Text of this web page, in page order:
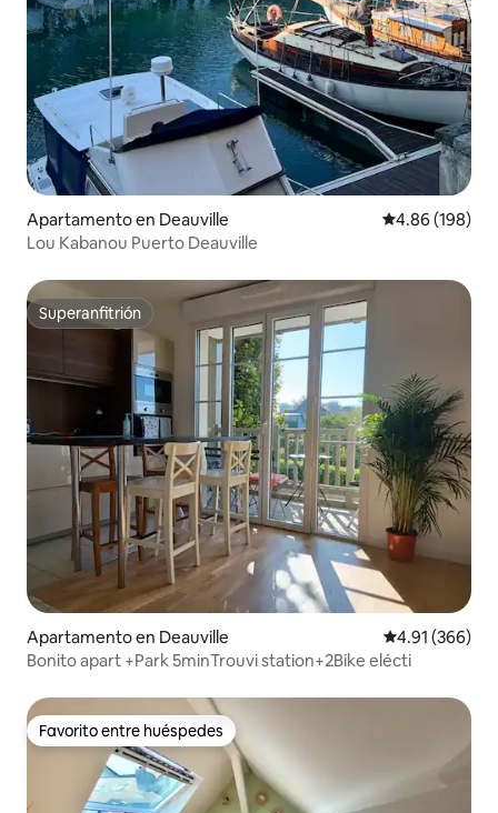
Apartamento en Deauville Calificación
4.86 (198)
Lou Kabanou Puerto Deauville
Superanfitrión
Superanfitrión
Apartamento en Deauville Calificación
4.91 (366)
Bonito apart +Park 5minTrouvi station+2Bike elécti
Favorito entre huéspedes
Favorito entre huéspedes